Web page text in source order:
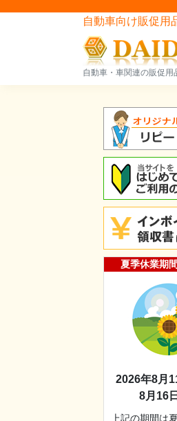
自動車向け販促用
自動車・車関連の販促用
夏季休業期
2026年8月
8月16
上記の期間は